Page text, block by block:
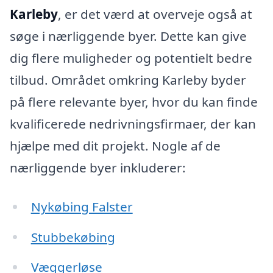
Karleby, er det værd at overveje også at
søge i nærliggende byer. Dette kan give
dig flere muligheder og potentielt bedre
tilbud. Området omkring Karleby byder
på flere relevante byer, hvor du kan finde
kvalificerede nedrivningsfirmaer, der kan
hjælpe med dit projekt. Nogle af de
nærliggende byer inkluderer:
Nykøbing Falster
Stubbekøbing
Væggerløse